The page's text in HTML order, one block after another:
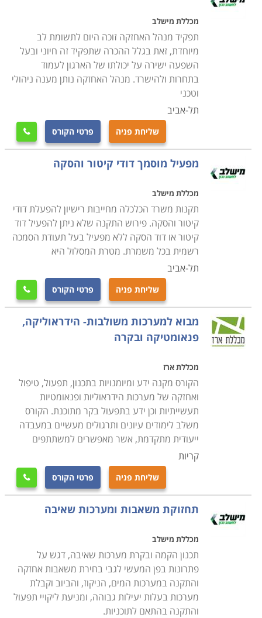
ומקצועות, תוך שימוש בשיטות עבודה מגוונות. לכן, קורס
ניהול אחזקה מקנה ידע בסיסי במגוון תחומים כדוגמת
אינסטלציה, נגרות, מסגרות, מנעולנות, חשמל וכדומה.
במסגרת הקורס למעשה תלמדו כיצד להעניק אחזקה
שוטפת בתחומים אלו וכן באילו אנשי מקצוע יש להסתייע
במקרה הצורך.חשוב לזכור כי עולם האחזקה הוא מגוון מאוד
ודורש ידע נרחב בתחומים רבים. הקורס יקנה לכם את
היכולת לשמור על רמת תחזוקה גבוהה במוסד או ארגון וכן
את הכישורים להתמודד מול האתגרים הטכניים של צוות
מכללת מישלב
תפקיד מנהל האחזקה זוכה היום לתשומת לב
מיוחדת, זאת בגלל ההכרה שתפקיד זה חיוני ובעל
השפעה ישירה על יכולתו של הארגון לעמוד
בתחרות ולהישרד. מנהל האחזקה נותן מענה ניהולי
וטכני
תל-אביב
שליחת פניה פרטי הקורס 
מפעיל מוסמך דודי קיטור והסקה
מכללת מישלב
תקנות משרד הכלכלה מחייבות רישיון להפעלת דודי
קיטור והסקה. פירוש התקנה שלא ניתן להפעיל דוד
קיטור או דוד הסקה ללא מפעיל בעל תעודת הסמכה
רשמית בכל משמרת. מטרת המסלול היא
תל-אביב
שליחת פניה פרטי הקורס 
מבוא למערכות משולבות- הידראוליקה,
פנאומטיקה ובקרה
מכללת ארז
הקורס מקנה ידע ומיומנויות בתכנון, תפעול, טיפול
ואחזקה של מערכות הידראוליות ופנאומטיות
תעשייתיות וכן ידע בתפעול בקר מתוכנת. הקורס
משלב לימודים עיונים ותרגולים מעשיים במעבדה
ייעודית מתקדמת, אשר מאפשרים למשתתפים
קריות
שליחת פניה פרטי הקורס 
תחזוקת משאבות ומערכות שאיבה
מכללת מישלב
תכנון הקמה ובקרת מערכות שאיבה, דגש על
פתרונות בפן המעשי לגבי בחירת משאבות אחזקה
והתקנה במערכות המים, הניקוז, והביוב וקבלת
מערכות בעלות יעילות גבוהה, ומניעת ליקויי תפעול
והתקנה בהתאם לתוכניות.